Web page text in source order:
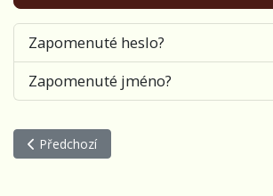
Zapomenuté heslo?
Zapomenuté jméno?
Předchozí článek: sE Elektronics
Předchozí